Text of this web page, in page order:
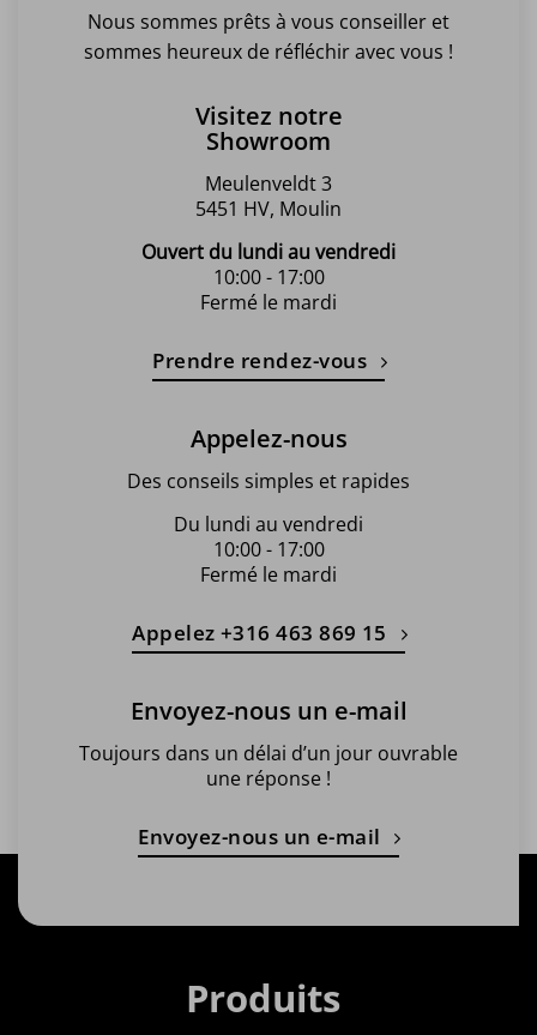
Nous sommes prêts à vous conseiller et
sommes heureux de réfléchir avec vous !
Visitez notre
Showroom
Meulenveldt 3
5451 HV, Moulin
Ouvert du lundi au vendredi
10:00 - 17:00
Fermé le mardi
Prendre rendez-vous
Appelez-nous
Des conseils simples et rapides
Du lundi au vendredi
10:00 - 17:00
Fermé le mardi
Appelez +316 463 869 15
Envoyez-nous un e-mail
Toujours dans un délai d’un jour ouvrable
une réponse !
Envoyez-nous un e-mail
Produits